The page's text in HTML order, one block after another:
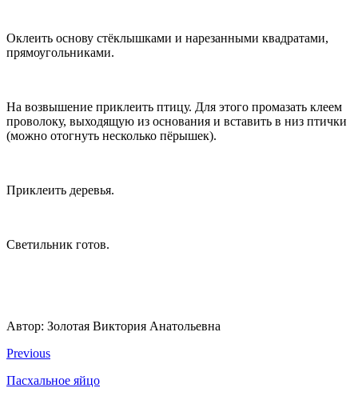
Оклеить основу стёклышками и нарезанными квадратами,
прямоугольниками.
На возвышение приклеить птицу. Для этого промазать клеем
проволоку, выходящую из основания и вставить в низ птички
(можно отогнуть несколько пёрышек).
Приклеить деревья.
Светильник готов.
Автор: Золотая Виктория Анатольевна
Previous
Пасхальное яйцо